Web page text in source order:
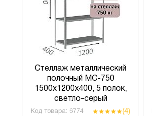
Стеллаж металлический
полочный МС-750
1500х1200х400, 5 полок,
светло-серый
Код товара: 6774 (4)